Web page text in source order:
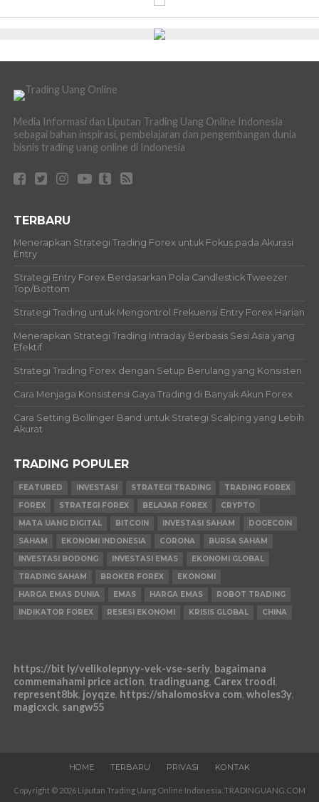
Media Informasi dan Liputan Trading Uang Online Indonesia
sebagai bahan inspirasi, pembelajaran dan pengembangan dunia
bisnis trading uang online di Indonesia
TERBARU
Menerapkan Strategi Trading Forex untuk Fokus pada Akurasi
Entry
Strategi Entry Forex Berdasarkan Pola Candlestick Tweezer
Top/Bottom
Strategi Trading untuk Mengontrol Frekuensi Entry Forex Harian
Menerapkan Strategi Trading Intraday Berbasis Sesi Asia yang
Efektif
Strategi Trading Forex dengan Setup Berulang yang Konsisten
Cara Menjaga Konsistensi Gaya Trading di Banyak Akun Forex
Cara Setting Bollinger Band untuk Strategi Scalping yang Lebih
Akurat
TRADING POPULER
FEATURED INVESTASI STRATEGI TRADING
TRADING FOREX
FOREX
STRATEGI FOREX BELAJAR FOREX
CRYPTO
MATA UANG DIGITAL
BITCOIN INVESTASI SAHAM
DOGECOIN
SAHAM
EKONOMI INDONESIA CORONA
BURSA SAHAM
INVESTASI BODONG
INVESTASI EMAS
EKONOMI GLOBAL
TRADING SAHAM
BROKER FOREX
EKONOMI
HARGA EMAS DUNIA
EMAS HARGA EMAS
ROBOT TRADING
INDIKATOR FOREX
RESESI EKONOMI KRISIS GLOBAL CHINA
https://bit ly/velikolepnyy-vek-vse-seriy, bagaimana
commemahami price action, tradinguang, Carex troodi,
represent8bk, joyqze, https://shalomoskva com, wholes3y,
magicxck, sangw55
HOME TERBARU PRIVASI KONTAK
Copyright © 2026 Liputan Trading Uang Online Indonesia. TRADINGUANG.COM